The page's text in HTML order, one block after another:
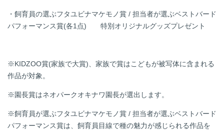
・飼育員の選ぶフタユビナマケモノ賞 / 担当者が選ぶベストバード
パフォーマンス賞(各1 点) 特別オリジナルグッズプレゼント
※KIDZOO賞(家族で大賞) 、家族で賞はこどもが被写体に含まれる
作品が対象。
※園長賞はネオパークオキナワ園長が選出します。
※飼育員が選ぶフタユビナマケモノ賞 / 担当者が選ぶベストバード
パフォーマンス賞は、飼育員目線で種の魅力が感じられる作品を